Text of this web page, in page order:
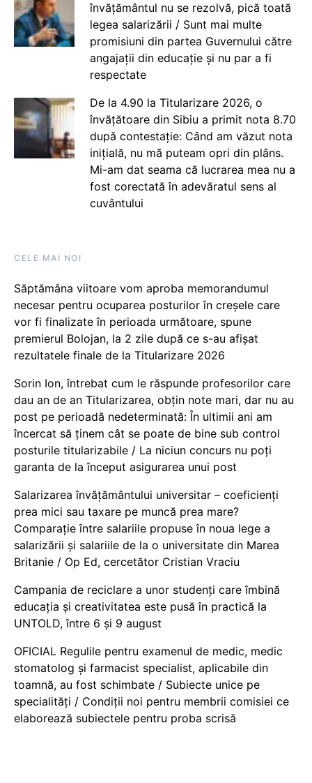
învățământul nu se rezolvă, pică toată
legea salarizării / Sunt mai multe
promisiuni din partea Guvernului către
angajații din educație și nu par a fi
respectate
De la 4.90 la Titularizare 2026, o
învățătoare din Sibiu a primit nota 8.70
după contestație: Când am văzut nota
inițială, nu mă puteam opri din plâns.
Mi-am dat seama că lucrarea mea nu a
fost corectată în adevăratul sens al
cuvântului
CELE MAI NOI
Săptămâna viitoare vom aproba memorandumul
necesar pentru ocuparea posturilor în creșele care
vor fi finalizate în perioada următoare, spune
premierul Bolojan, la 2 zile după ce s-au afișat
rezultatele finale de la Titularizare 2026
Sorin Ion, întrebat cum le răspunde profesorilor care
dau an de an Titularizarea, obțin note mari, dar nu au
post pe perioadă nedeterminată: În ultimii ani am
încercat să ținem cât se poate de bine sub control
posturile titularizabile / La niciun concurs nu poți
garanta de la început asigurarea unui post
Salarizarea învățământului universitar – coeficienți
prea mici sau taxare pe muncă prea mare?
Comparație între salariile propuse în noua lege a
salarizării și salariile de la o universitate din Marea
Britanie / Op Ed, cercetător Cristian Vraciu
Campania de reciclare a unor studenți care îmbină
educația și creativitatea este pusă în practică la
UNTOLD, între 6 și 9 august
OFICIAL Regulile pentru examenul de medic, medic
stomatolog și farmacist specialist, aplicabile din
toamnă, au fost schimbate / Subiecte unice pe
specialități / Condiții noi pentru membrii comisiei ce
elaborează subiectele pentru proba scrisă